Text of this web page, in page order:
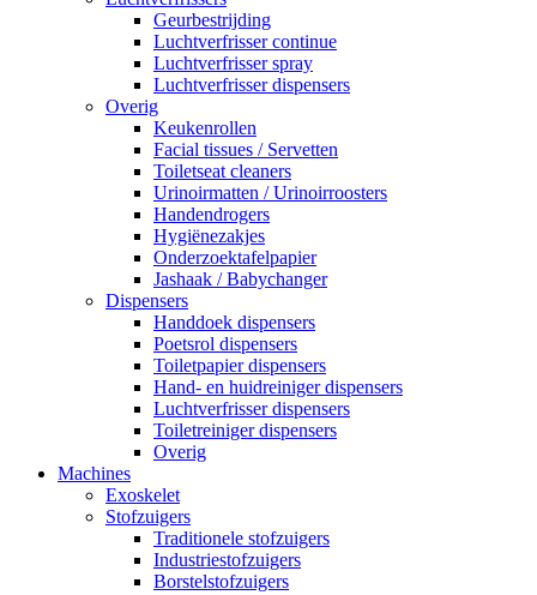
Geurbestrijding
Luchtverfrisser continue
Luchtverfrisser spray
Luchtverfrisser dispensers
Overig
Keukenrollen
Facial tissues / Servetten
Toiletseat cleaners
Urinoirmatten / Urinoirroosters
Handendrogers
Hygiënezakjes
Onderzoektafelpapier
Jashaak / Babychanger
Dispensers
Handdoek dispensers
Poetsrol dispensers
Toiletpapier dispensers
Hand- en huidreiniger dispensers
Luchtverfrisser dispensers
Toiletreiniger dispensers
Overig
Machines
Exoskelet
Stofzuigers
Traditionele stofzuigers
Industriestofzuigers
Borstelstofzuigers